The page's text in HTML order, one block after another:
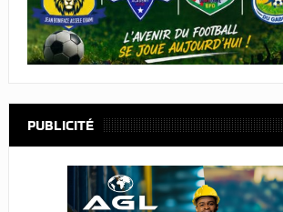
PUBLICITÉ